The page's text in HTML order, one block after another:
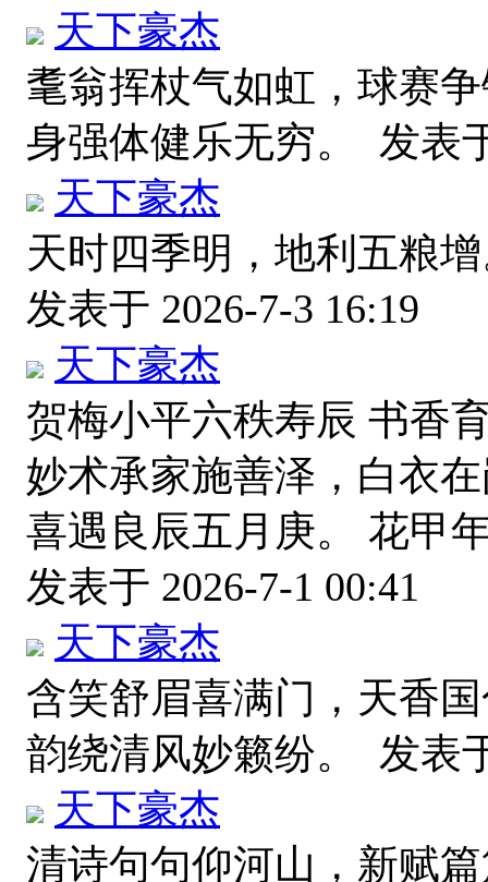
天下豪杰
耄翁挥杖气如虹，球赛
身强体健乐无穷。 发表
天下豪杰
天时四季明，地利五粮
发表于 2026-7-3 16:19
天下豪杰
贺梅小平六秩寿辰 书香
妙术承家施善泽，白衣
喜遇良辰五月庚。 花甲
发表于 2026-7-1 00:41
天下豪杰
含笑舒眉喜满门，天香
韵绕清风妙籁纷。 发表
天下豪杰
清诗句句仰河山，新赋